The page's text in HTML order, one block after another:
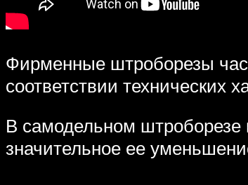
Фирменные штроборезы
соответствии технических
В самодельном штроборезе
значительное ее